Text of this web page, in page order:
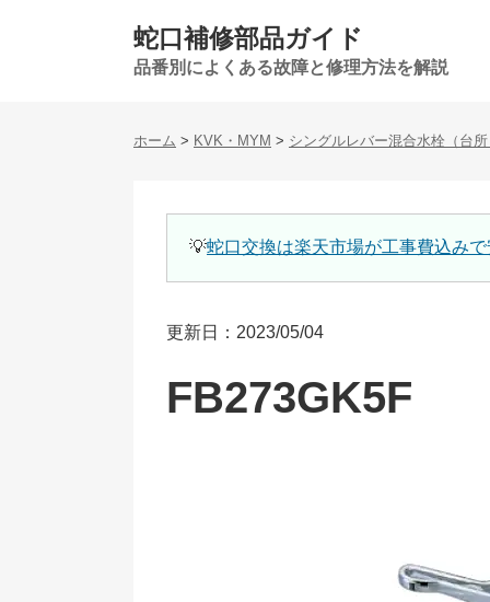
蛇口補修部品ガイド
品番別によくある故障と修理方法を解説
ホーム > KVK・MYM > シングルレバー混合水栓（台
💡蛇口交換は楽天市場が工事費込み
更新日：2023/05/04
FB273GK5F